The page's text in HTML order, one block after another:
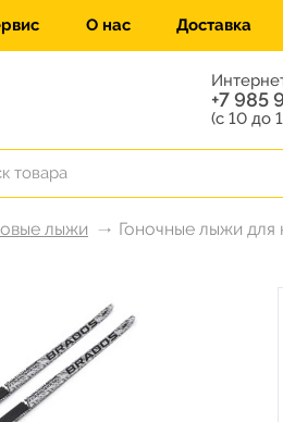
О нас Доставка
+7 985
(с 10 до
лыжи Гоночные лыжи для